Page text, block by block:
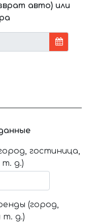
авто) или
гостиница,
д.)
(город,
т. д.)